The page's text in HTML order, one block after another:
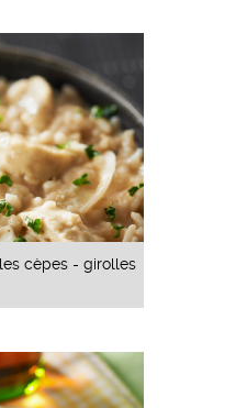
cèpes - girolles